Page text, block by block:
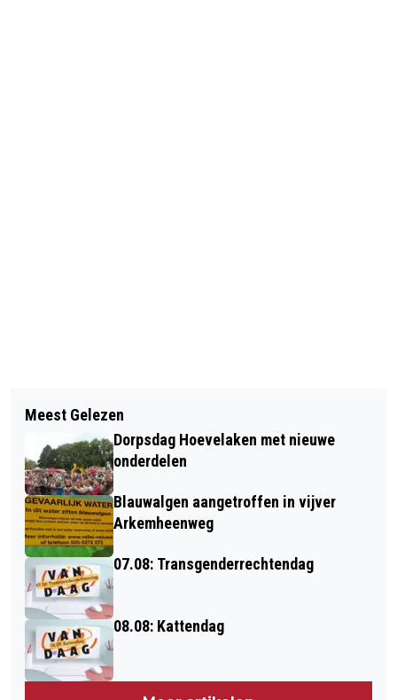
VIDEO: GROTE VERANDERINGEN OP DE
APPELGAARD
JUMBO HOEVELAKEN GEEFT 3500
EURO AAN ONDERWIJS
Meest Gelezen
Dorpsdag Hoevelaken met nieuwe
onderdelen
Blauwalgen aangetroffen in vijver
Arkemheenweg
07.08: Transgenderrechtendag
08.08: Kattendag